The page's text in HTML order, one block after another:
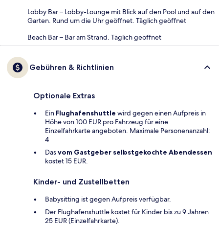
Lobby Bar – Lobby-Lounge mit Blick auf den Pool und auf den
Garten. Rund um die Uhr geöffnet. Täglich geöffnet
Beach Bar – Bar am Strand. Täglich geöffnet
Gebühren & Richtlinien
Optionale Extras
Ein Flughafenshuttle wird gegen einen Aufpreis in
Höhe von 100 EUR pro Fahrzeug für eine
Einzelfahrkarte angeboten. Maximale Personenanzahl:
4
Dasvom Gastgeber selbstgekochte Abendessen
kostet 15 EUR.
Kinder- und Zustellbetten
Babysitting ist gegen Aufpreis verfügbar.
Der Flughafenshuttle kostet für Kinder bis zu 9 Jahren
25 EUR (Einzelfahrkarte).